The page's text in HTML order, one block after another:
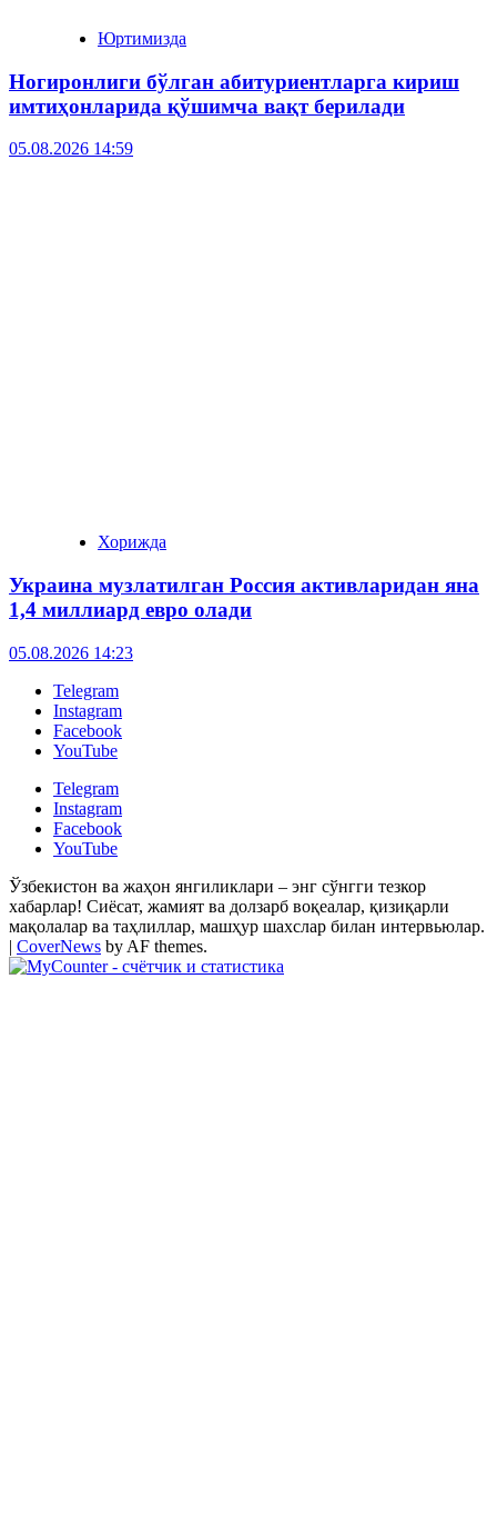
Юртимизда
Ногиронлиги бўлган абитуриентларга кириш
имтиҳонларида қўшимча вақт берилади
05.08.2026 14:59
Хорижда
Украина музлатилган Россия активларидан яна
1,4 миллиард евро олади
05.08.2026 14:23
Telegram
Instagram
Facebook
YouTube
Telegram
Instagram
Facebook
YouTube
Ўзбекистон ва жаҳон янгиликлари – энг сўнгги тезкор
хабарлар! Сиёсат, жамият ва долзарб воқеалар, қизиқарли
мақолалар ва таҳлиллар, машҳур шахслар билан интервьюлар.
| CoverNews by AF themes.